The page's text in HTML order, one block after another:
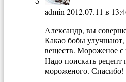
admin2012.07.11 в
Александр, вы
Какао бобы
веществ. Мороженое с
Надо поискать рецепт
мороженого. Спасибо!